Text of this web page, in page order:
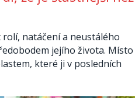
rolí, natáčení a neustálého
jejího života. Místo
které ji v posledních